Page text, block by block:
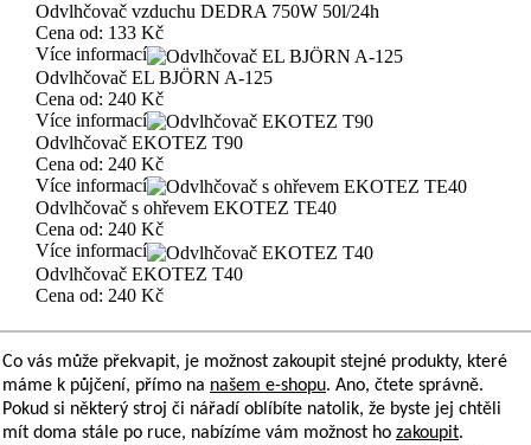
Odvlhčovač vzduchu DEDRA 750W 50l/24h
Cena od: 133 Kč
Více informací
Odvlhčovač EL BJÖRN A-125
Cena od: 240 Kč
Více informací
Odvlhčovač EKOTEZ T90
Cena od: 240 Kč
Více informací
Odvlhčovač s ohřevem EKOTEZ TE40
Cena od: 240 Kč
Více informací
Odvlhčovač EKOTEZ T40
Cena od: 240 Kč
Co vás může překvapit, je možnost zakoupit stejné produkty, které
máme k půjčení, přímo na našem e-shopu. Ano, čtete správně.
Pokud si některý stroj či nářadí oblíbíte natolik, že byste jej chtěli
mít doma stále po ruce, nabízíme vám možnost ho zakoupit.